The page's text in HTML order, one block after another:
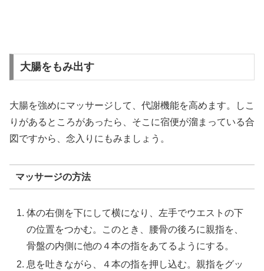
大腸をもみ出す
大腸を強めにマッサージして、代謝機能を高めます。しこ
りがあるところがあったら、そこに宿便が溜まっている合
図ですから、念入りにもみましょう。
マッサージの方法
体の右側を下にして横になり、左手でウエストの下
の位置をつかむ。このとき、腰骨の後ろに親指を、
骨盤の内側に他の４本の指をあてるようにする。
息を吐きながら、４本の指を押し込む。親指をグッ